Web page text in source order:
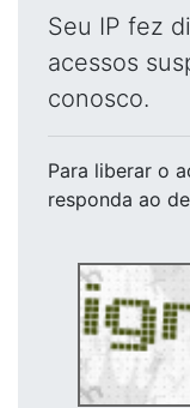
Seu IP fez
acessos
conosco.
Para liberar o
responda ao